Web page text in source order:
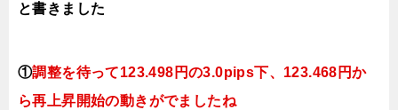
と書きました
①調整を待って123.498円の3.0pips下、123.468円か
ら再上昇開始の動きがでましたね